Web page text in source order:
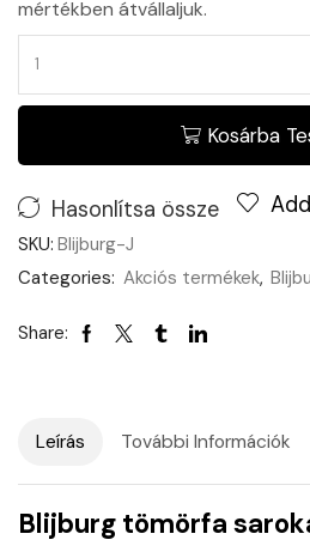
mértékben átvállaljuk.
Kosárba
Hasonlítsa össze
SKU: Blijburg-J
Categories: Akciós termékek,
Share:
Leírás További Információk
Blijburg tömörfa